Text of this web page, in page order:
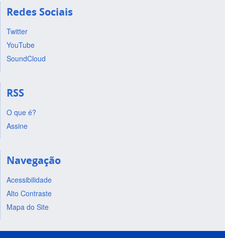
Redes Sociais
Twitter
YouTube
SoundCloud
RSS
O que é?
Assine
Navegação
Acessibilidade
Alto Contraste
Mapa do Site